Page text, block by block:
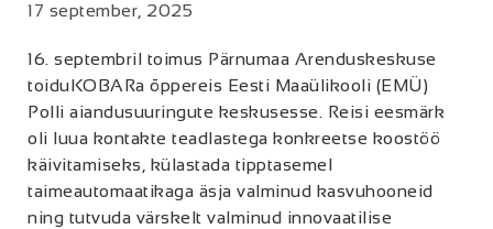
17 september, 2025
16. septembril toimus Pärnumaa Arenduskeskuse
toiduKOBARa õppereis Eesti Maaülikooli (EMÜ)
Polli aiandusuuringute keskusesse. Reisi eesmärk
oli luua kontakte teadlastega konkreetse koostöö
käivitamiseks, külastada tipptasemel
taimeautomaatikaga äsja valminud kasvuhooneid
ning tutvuda värskelt valminud innovaatilise